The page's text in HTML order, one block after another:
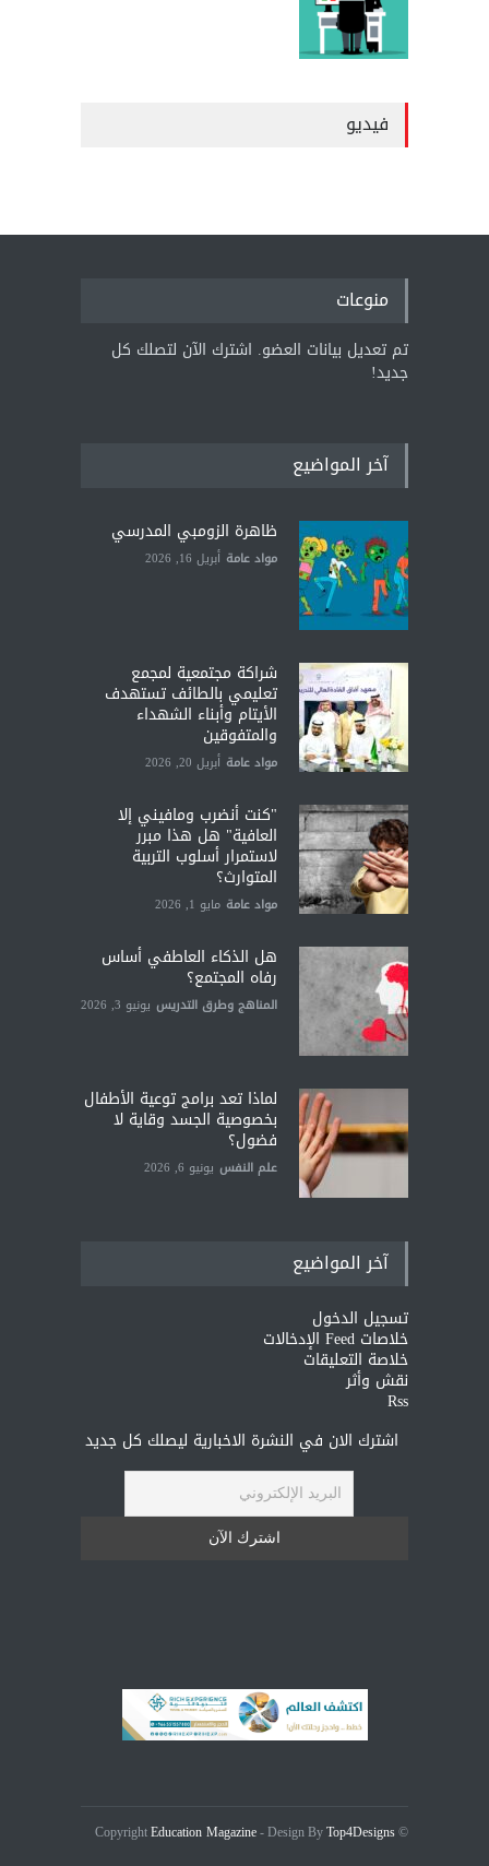
فيديو
منوعات
تم تعديل بيانات العضو. اشترك الآن لتصلك كل
جديد!
آخر المواضيع
ظاهرة الزومبي المدرسي
مواد عامة أبريل 16, 2026
شراكة مجتمعية لمجمع
تعليمي بالطائف تستهدف
الأيتام وأبناء الشهداء
والمتفوقين
مواد عامة أبريل 20, 2026
"كنت أنضرب ومافيني إلا
العافية" هل هذا مبرر
لاستمرار أسلوب التربية
المتوارث؟
مواد عامة مايو 1, 2026
هل الذكاء العاطفي أساس
رفاه المجتمع؟
المناهج وطرق التدريس يونيو 3, 2026
لماذا تعد برامج توعية الأطفال
بخصوصية الجسد وقاية لا
فضول؟
علم النفس يونيو 6, 2026
آخر المواضيع
تسجيل الدخول
خلاصات Feed الإدخالات
خلاصة التعليقات
نقش وأثر
Rss
اشترك الان في النشرة الاخبارية ليصلك كل جديد
© Copyright
Education Magazine - Design By Top4Designs